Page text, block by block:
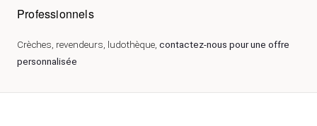
Professionnels
Crèches, revendeurs, ludothèque, contactez-nous pour une offre
personnalisée